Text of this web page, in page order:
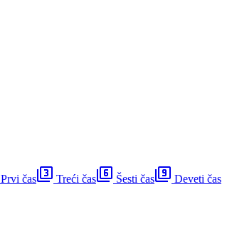
Prvi časfilter_3 Treći časfilter_6 Šesti časfilter_9 Deveti čas